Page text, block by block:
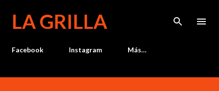
LA GRILLA
Facebook Instagram Más…